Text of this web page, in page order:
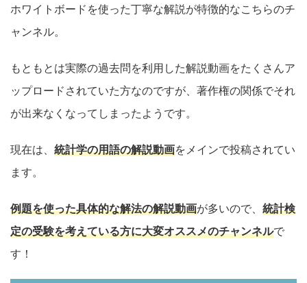
ホワイトボードを使った丁寧な解説が特徴的なこちらのチ
ャンネル。
もともとは実際の過去問を利用した解説動画をたくさんア
ップロードされていた方なのですが、著作権の関係でそれ
が出来なくなってしまったようです。
現在は、 統計学の用語の解説動画をメインで投稿されてい
ます。
例題を使った具体的な解法の解説動画が多いので、 統計検
定の受験を考えている方に大変オススメのチャンネルで
す！